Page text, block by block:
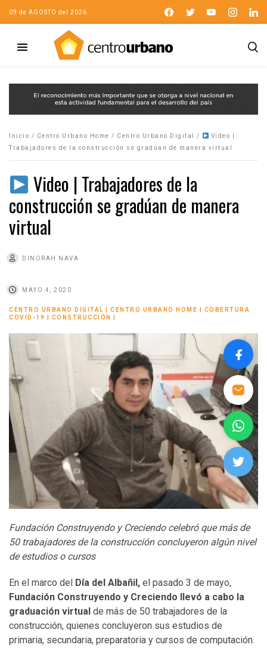
09 de AGOSTO del 2026
Inicio / Centro Urbano Home / Centro Urbano Digital /
Video |
Trabajadores de la construcción se gradúan de manera virtual
Video | Trabajadores de la
construcción se gradúan de manera
virtual
DINORAH NAVA
MAYO 4, 2020
CENTRO URBANO DIGITAL CENTRO URBANO HOME
COBERTURA
COVID-19
CONSTRUCCIÓN
Fundación Construyendo y Creciendo celebró que más de
50 trabajadores de la construcción concluyeron algún nivel
de estudios o cursos
En el marco del Día del Albañil, el pasado 3 de mayo,
Fundación Construyendo y Creciendo llevó a cabo la
graduación virtual de más de 50 trabajadores de la
construcción, quienes concluyeron sus estudios de
primaria, secundaria, preparatoria y cursos de computación.